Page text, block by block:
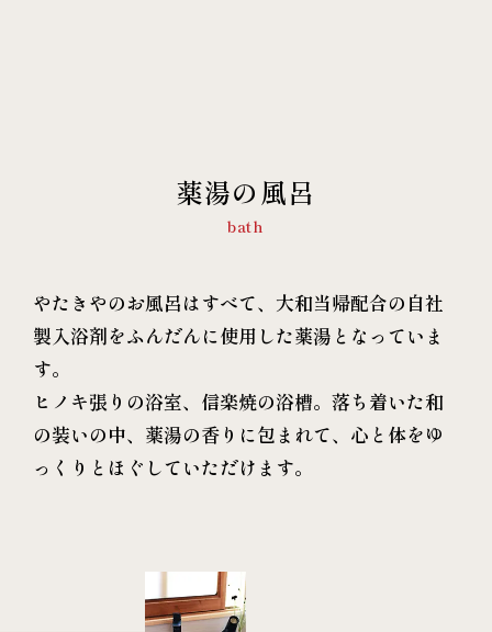
薬湯の風呂
bath
やたきやのお風呂はすべて、大和当帰配合の自社
製入浴剤をふんだんに使用した薬湯となっていま
す。
ヒノキ張りの浴室、信楽焼の浴槽。落ち着いた和
の装いの中、薬湯の香りに包まれて、心と体をゆ
っくりとほぐしていただけます。